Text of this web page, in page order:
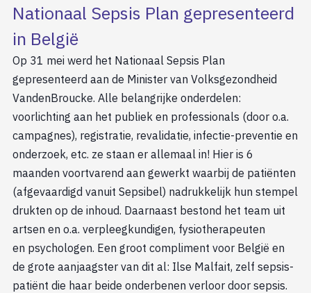
Nationaal Sepsis Plan gepresenteerd
in België
Op 31 mei werd het Nationaal Sepsis Plan
gepresenteerd aan de Minister van Volksgezondheid
VandenBroucke. Alle belangrijke onderdelen:
voorlichting aan het publiek en professionals (door o.a.
campagnes), registratie, revalidatie, infectie-preventie en
onderzoek, etc. ze staan er allemaal in! Hier is 6
maanden voortvarend aan gewerkt waarbij de patiënten
(afgevaardigd vanuit Sepsibel) nadrukkelijk hun stempel
drukten op de inhoud. Daarnaast bestond het team uit
artsen en o.a. verpleegkundigen, fysiotherapeuten
en psychologen. Een groot compliment voor België en
de grote aanjaagster van dit al: Ilse Malfait, zelf sepsis-
patiënt die haar beide onderbenen verloor door sepsis.